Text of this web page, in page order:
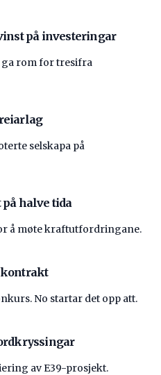
på investeringar
rom for tresifra
selskapa på
halve tida
å møte kraftutfordringane.
No startar det opp att.
av E39-prosjekt.